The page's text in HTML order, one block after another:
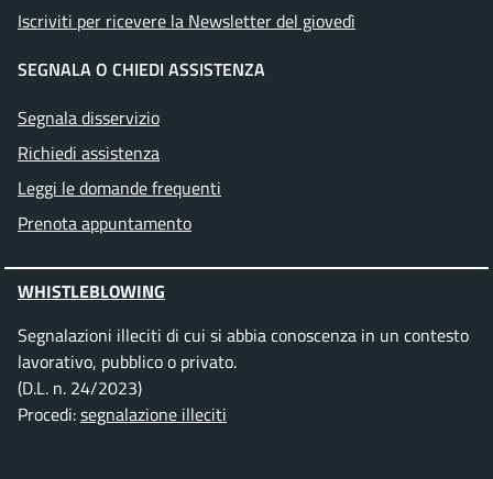
Iscriviti per ricevere la Newsletter del giovedì
SEGNALA O CHIEDI ASSISTENZA
Segnala disservizio
Richiedi assistenza
Leggi le domande frequenti
Prenota appuntamento
WHISTLEBLOWING
Segnalazioni illeciti di cui si abbia conoscenza in un contesto
lavorativo, pubblico o privato.
(D.L. n. 24/2023)
Procedi:segnalazione illeciti